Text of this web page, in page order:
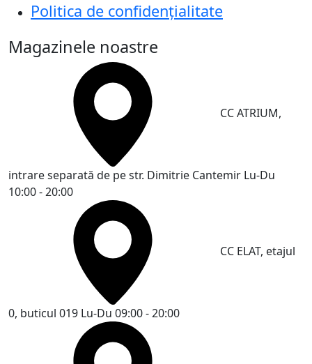
Politica de confidențialitate
Magazinele noastre
CC ATRIUM,
intrare separată de pe str. Dimitrie Cantemir Lu-Du
10:00 - 20:00
CC ELAT, etajul
0, buticul 019 Lu-Du 09:00 - 20:00